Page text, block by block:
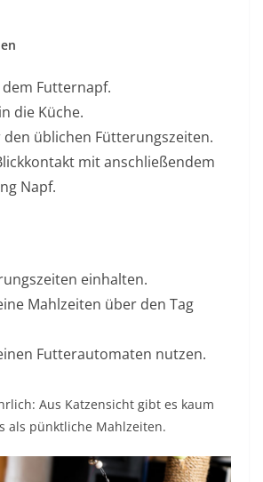
Futternapf.
die Küche.
üblichen Fütterungszeiten.
mit anschließendem
Napf.
einhalten.
Mahlzeiten über den Tag
Futterautomaten nutzen.
Aus Katzensicht gibt es kaum
als pünktliche Mahlzeiten.